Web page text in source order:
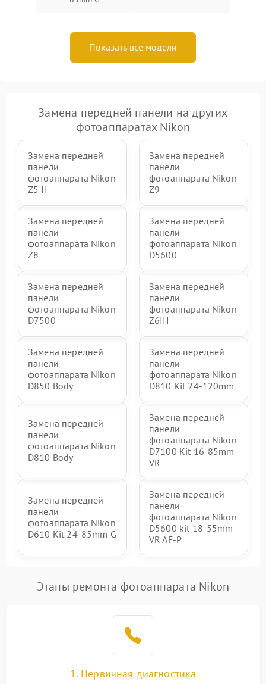
Показать все модели
Замена передней панели на других
фотоаппаратах Nikon
Замена передней
панели
фотоаппарата Nikon
Z5 II
Замена передней
панели
фотоаппарата Nikon
Z9
Замена передней
панели
фотоаппарата Nikon
Z8
Замена передней
панели
фотоаппарата Nikon
D5600
Замена передней
панели
фотоаппарата Nikon
D7500
Замена передней
панели
фотоаппарата Nikon
Z6III
Замена передней
панели
фотоаппарата Nikon
D850 Body
Замена передней
панели
фотоаппарата Nikon
D810 Kit 24-120mm
Замена передней
панели
фотоаппарата Nikon
D810 Body
Замена передней
панели
фотоаппарата Nikon
D7100 Kit 16-85mm
VR
Замена передней
панели
фотоаппарата Nikon
D610 Kit 24-85mm G
Замена передней
панели
фотоаппарата Nikon
D5600 kit 18-55mm
VR AF-P
Этапы ремонта фотоаппарата Nikon
1. Первичная диагностика